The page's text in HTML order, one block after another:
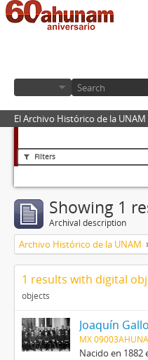
El Archivo Histórico de la UNAM
Filters
Showing 1
Archival description
Archivo Histórico de la UNAM
1 results with digital
objects
Joaquín
MX
Nacido en 1882